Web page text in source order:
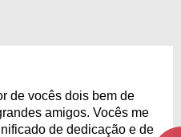
de vocês dois bem de
amigos. Vocês me
de dedicação e de